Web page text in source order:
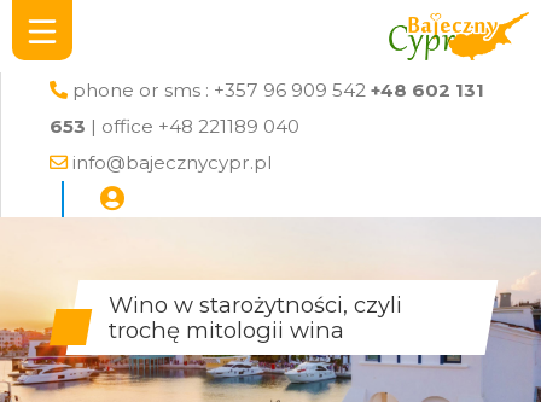
phone or sms : +357 96 909 542 +48 602 131
653 | office +48 221189 040
info@bajecznycypr.pl
Wino w starożytności, czyli
trochę mitologii wina